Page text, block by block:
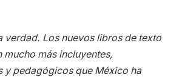
verdad. Los nuevos libros de texto
mucho más incluyentes,
y pedagógicos que México ha